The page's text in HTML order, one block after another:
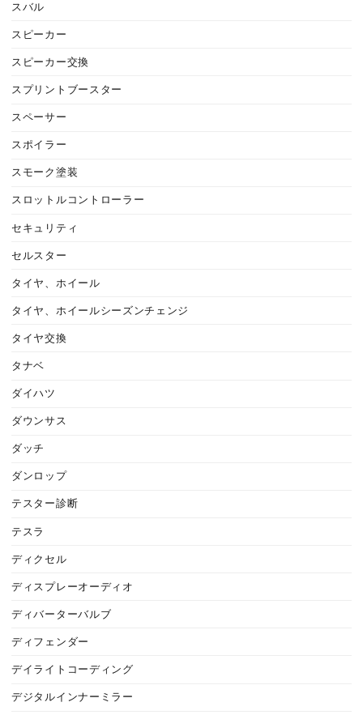
スバル
スピーカー
スピーカー交換
スプリントブースター
スペーサー
スポイラー
スモーク塗装
スロットルコントローラー
セキュリティ
セルスター
タイヤ、ホイール
タイヤ、ホイールシーズンチェンジ
タイヤ交換
タナベ
ダイハツ
ダウンサス
ダッチ
ダンロップ
テスター診断
テスラ
ディクセル
ディスプレーオーディオ
ディバーターバルブ
ディフェンダー
デイライトコーディング
デジタルインナーミラー